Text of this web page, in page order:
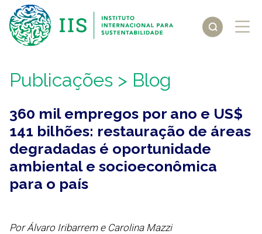
Publicações > Blog
360 mil empregos por ano e US$
141 bilhões: restauração de áreas
degradadas é oportunidade
ambiental e socioeconômica
para o país
Por Álvaro Iribarreme Carolina Mazzi